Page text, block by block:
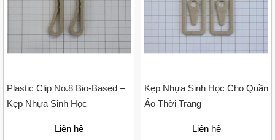
Plastic Clip No.8 Bio-Based –
Kẹp Nhựa Sinh Học
Liên hệ
Kẹp Nhựa Sinh Học Cho Quần
Áo Thời Trang
Liên hệ